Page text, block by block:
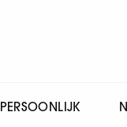
PERSOONLIJK